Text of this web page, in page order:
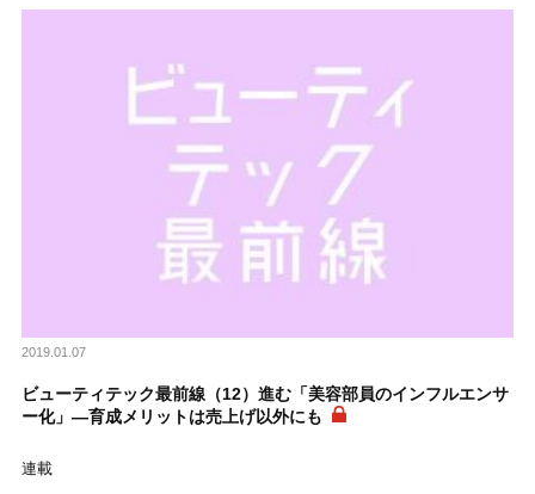
2019.01.07
ビューティテック最前線（12）進む「美容部員のインフルエンサ
ー化」―育成メリットは売上げ以外にも
連載